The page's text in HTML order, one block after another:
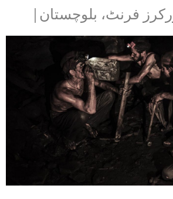
فرنٹ، بلوچستان|